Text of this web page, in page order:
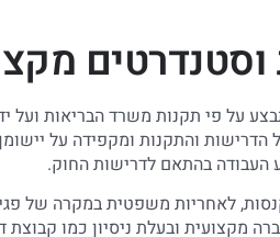
על פי תקנות משרד הבריאות
והתקנות ומקפידה על
העבודה בהתאם לדרישות החוק.
לאחריות משפטית במקרה של
מקצועית ובעלת ניסיון כמו קבוצת